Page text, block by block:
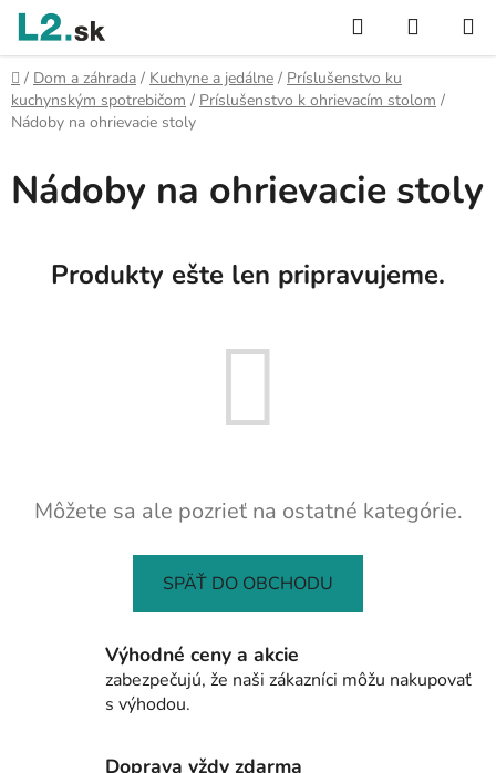
Prejsť
obsah
Hľadať
KOŠÍK
Domov
/ Dom a záhrada / Kuchyne a jedálne / Príslušenstvo ku
kuchynským spotrebičom / Príslušenstvo k ohrievacím stolom /
Nádoby na ohrievacie stoly
Nádoby na ohrievacie stoly
Produkty ešte len pripravujeme.
Môžete sa ale pozrieť na ostatné kategórie.
SPÄŤ DO OBCHODU
Výhodné ceny a akcie
zabezpečujú, že naši zákazníci môžu nakupovať
s výhodou.
Doprava vždy zdarma